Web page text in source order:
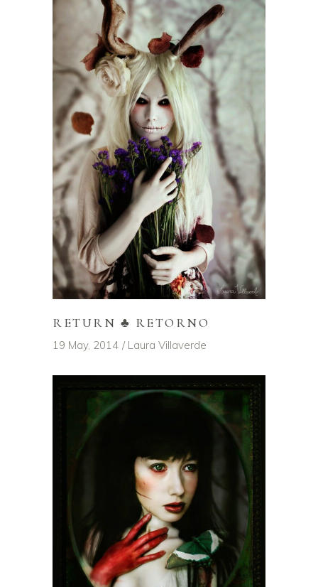
RETURN ♣ RETORNO
19 May, 2014 Laura Villaverde